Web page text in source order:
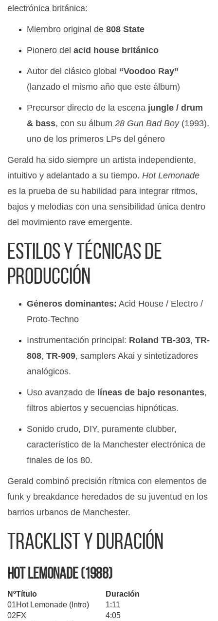
electrónica británica:
Miembro original de 808 State
Pionero del acid house británico
Autor del clásico global “Voodoo Ray”
(lanzado el mismo año que este álbum)
Precursor directo de la escena jungle / drum
& bass, con su álbum 28 Gun Bad Boy(1993),
uno de los primeros LPs del género
Gerald ha sido siempre un artista independiente,
intuitivo y adelantado a su tiempo. Hot Lemonade
es la prueba de su habilidad para integrar ritmos,
bajos y melodías con una sensibilidad única dentro
del movimiento rave emergente.
Estilos y técnicas de
producción
Géneros dominantes: Acid House / Electro /
Proto-Techno
Instrumentación principal: Roland TB-303, TR-
808, TR-909, samplers Akai y sintetizadores
analógicos.
Uso avanzado de líneas de bajo resonantes,
filtros abiertos y secuencias hipnóticas.
Sonido crudo, DIY, puramente clubber,
característico de la Manchester electrónica de
finales de los 80.
Gerald combinó precisión rítmica con elementos de
funk y breakdance heredados de su juventud en los
barrios urbanos de Manchester.
Tracklist y duración
Hot Lemonade (1988)
NºTítulo
Duración
01Hot Lemonade (Intro)
1:11
02FX
4:05